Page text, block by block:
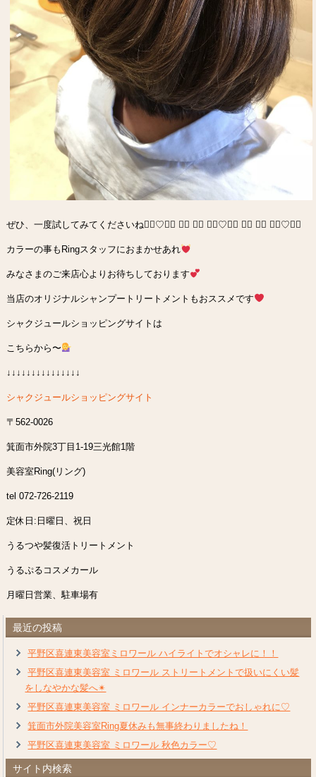
ぜひ、一度試してみてくださいね∵⃝︎♡︎⍢⃝︎ ⍤⃝︎ ⍨⃝︎ ∵⃝︎♡︎⍢⃝︎ ⍤⃝︎ ⍨⃝︎ ∵⃝︎♡︎⍢⃝︎
カラーの事もRingスタッフにおまかせあれ
みなさまのご来店心よりお待ちしております
当店のオリジナルシャンプートリートメントもおススメです
シャクジュールショッピングサイトは
こちらから〜
↓↓↓↓↓↓↓↓↓↓↓↓↓↓↓
シャクジュールショッピングサイト
〒562-0026
箕面市外院3丁目1-19三光館1階
美容室Ring(リング)
tel 072-726-2119
定休日:日曜日、祝日
うるつや髪復活トリートメント
うるぷるコスメカール
月曜日営業、駐車場有
最近の投稿
平野区喜連東美容室ミロワール ハイライトでオシャレに！！
平野区喜連東美容室 ミロワール ストリートメントで扱いにくい髪
をしなやかな髪へ✴︎
平野区喜連東美容室 ミロワール インナーカラーでおしゃれに♡
箕面市外院美容室Ring夏休みも無事終わりましたね！
平野区喜連東美容室 ミロワール 秋色カラー♡
サイト内検索